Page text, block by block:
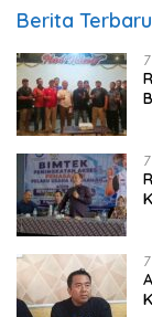
Berita Terbaru